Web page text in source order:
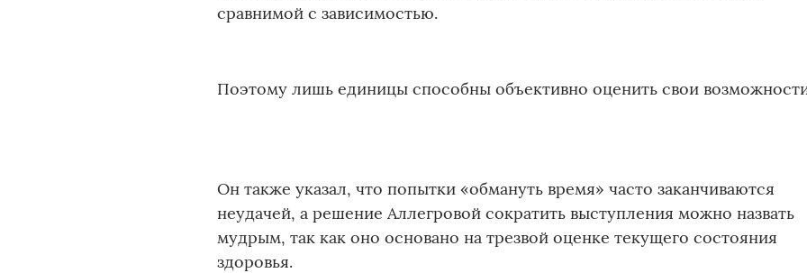
сравнимой с зависимостью.
Поэтому лишь единицы способны объективно оценить свои
Он также указал, что попытки «обмануть время» часто заканчиваются
неудачей, а решение Аллегровой сократить выступления можно назвать
мудрым, так как оно основано на трезвой оценке текущего состояния
здоровья.